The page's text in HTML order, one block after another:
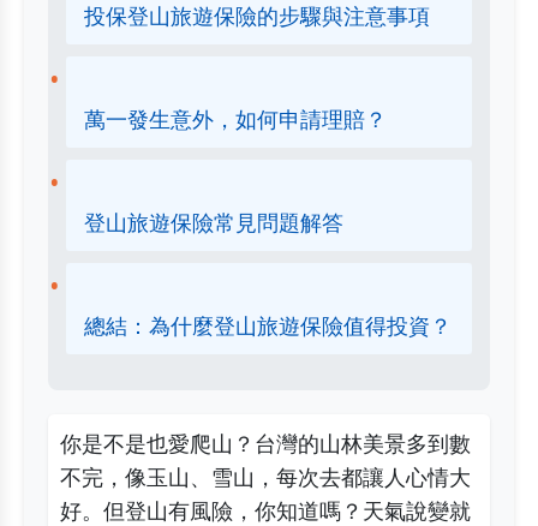
投保登山旅遊保險的步驟與注意事項
萬一發生意外，如何申請理賠？
登山旅遊保險常見問題解答
總結：為什麼登山旅遊保險值得投資？
你是不是也愛爬山？台灣的山林美景多到數
不完，像玉山、雪山，每次去都讓人心情大
好。但登山有風險，你知道嗎？天氣說變就